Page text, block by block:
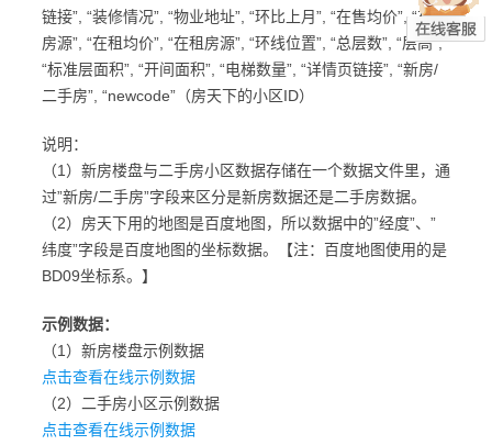
链接”, “装修情况”, “物业地址”, “环比上月”, “在售均价”, “在售
房源”, “在租均价”, “在租房源”, “环线位置”, “总层数”, “层高”,
“标准层面积”, “开间面积”, “电梯数量”, “详情页链接”, “新房/
二手房”, “newcode”（房天下的小区ID）
说明：
（1）新房楼盘与二手房小区数据存储在一个数据文件里，通
过”新房/二手房”字段来区分是新房数据还是二手房数据。
（2）房天下用的地图是百度地图，所以数据中的”经度”、”
纬度”字段是百度地图的坐标数据。【注：百度地图使用的是
BD09坐标系。】
示例数据：
（1）新房楼盘示例数据
点击查看在线示例数据
（2）二手房小区示例数据
点击查看在线示例数据